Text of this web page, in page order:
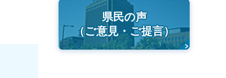
県民の声
（ご意見・ご提言）